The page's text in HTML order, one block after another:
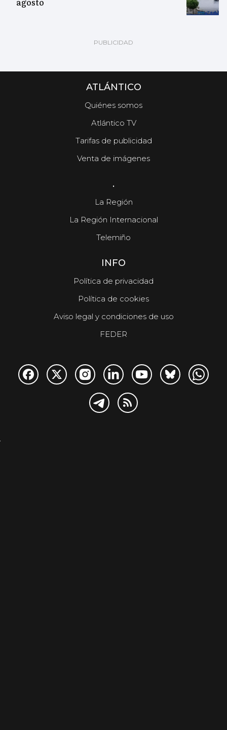
ATLÁNTICO
Quiénes somos
Atlántico TV
Tarifas de publicidad
Venta de imágenes
.
La Región
La Región Internacional
Telemiño
INFO
Política de privacidad
Política de cookies
Aviso legal y condiciones de uso
FEDER